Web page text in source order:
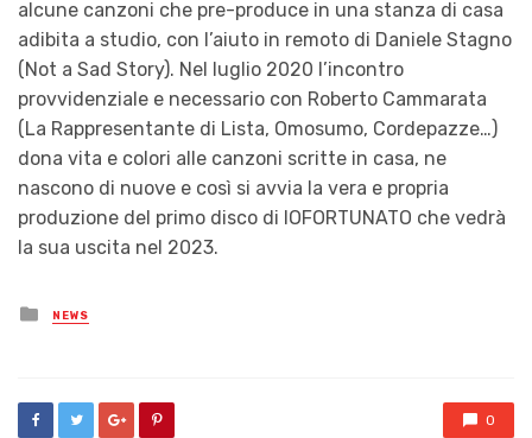
alcune canzoni che pre-produce in una stanza di casa
adibita a studio, con l’aiuto in remoto di Daniele Stagno
(Not a Sad Story). Nel luglio 2020 l’incontro
provvidenziale e necessario con Roberto Cammarata
(La Rappresentante di Lista, Omosumo, Cordepazze…)
dona vita e colori alle canzoni scritte in casa, ne
nascono di nuove e così si avvia la vera e propria
produzione del primo disco di IOFORTUNATO che vedrà
la sua uscita nel 2023.
Posted
in
NEWS
0